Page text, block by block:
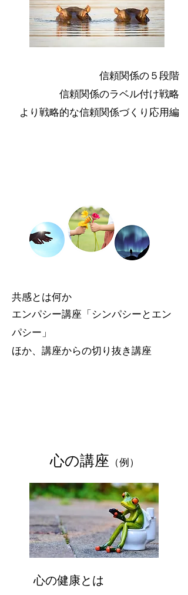
信頼関係の５段階
信頼関係のラベル付け戦略
​より戦略的な信頼関係づくり応用編
共感とは何か
エンパシー講座「シンパシーとエン
パシー」
​ほか、講座からの切り抜き講座
心の講座 （例）
心の健康とは